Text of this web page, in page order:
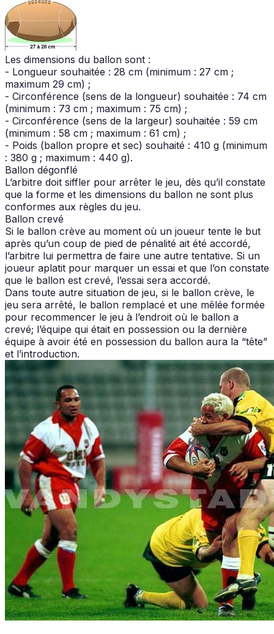
Les dimensions du ballon sont :
- Longueur souhaitée : 28 cm (minimum : 27 cm ;
maximum 29 cm) ;
- Circonférence (sens de la longueur) souhaitée : 74 cm
(minimum : 73 cm ; maximum : 75 cm) ;
- Circonférence (sens de la largeur) souhaitée : 59 cm
(minimum : 58 cm ; maximum : 61 cm) ;
- Poids (ballon propre et sec) souhaité : 410 g (minimum
: 380 g ; maximum : 440 g).
Ballon dégonflé
L’arbitre doit siffler pour arrêter le jeu, dès qu’il constate
que la forme et les dimensions du ballon ne sont plus
conformes aux règles du jeu.
Ballon crevé
Si le ballon crève au moment où un joueur tente le but
après qu’un coup de pied de pénalité ait été accordé,
l’arbitre lui permettra de faire une autre tentative. Si un
joueur aplatit pour marquer un essai et que l’on constate
que le ballon est crevé, l’essai sera accordé.
Dans toute autre situation de jeu, si le ballon crève, le
jeu sera arrêté, le ballon remplacé et une mêlée formée
pour recommencer le jeu à l’endroit où le ballon a
crevé; l’équipe qui était en possession ou la dernière
équipe à avoir été en possession du ballon aura la “tête”
et l’introduction.